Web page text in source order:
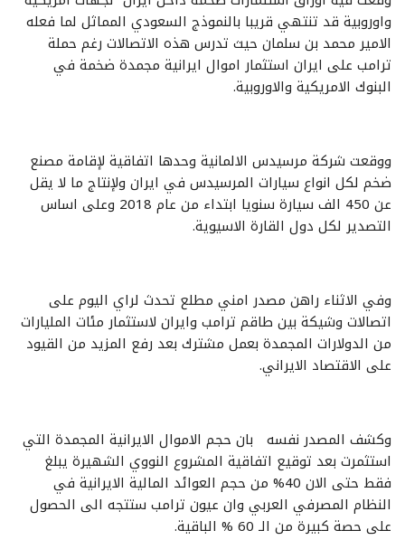
واوروبية قد تنتهي قريبا بالنموذج السعودي المماثل لما فعله
الامير محمد بن سلمان حيث تدرس هذه الاتصالات رغم حملة
ترامب على ايران استثمار اموال ايرانية مجمدة ضخمة في
البنوك الامريكية والاوروبية.
ووقعت شركة مرسيدس الالمانية وحدها اتفاقية لإقامة مصنع
ضخم لكل انواع سيارات المرسيدس في ايران ولإنتاج ما لا يقل
عن 450 الف سيارة سنويا ابتداء من عام 2018 وعلى اساس
التصدير لكل دول القارة الاسيوية.
وفي الاثناء راهن مصدر امني مطلع تحدث لراي اليوم على
اتصالات وشيكة بين طاقم ترامب وايران لاستثمار مئات المليارات
من الدولارات المجمدة بعمل مشترك بعد رفع المزيد من القيود
على الاقتصاد الايراني.
وكشف المصدر نفسه بان حجم الاموال الايرانية المجمدة التي
استثمرت بعد توقيع اتفاقية المشروع النووي الشهيرة يبلغ
فقط حتى الان 40% من حجم العوائد المالية الايرانية في
النظام المصرفي العربي وان عيون ترامب ستتجه الى الحصول
على حصة كبيرة من الـ 60 % الباقية.